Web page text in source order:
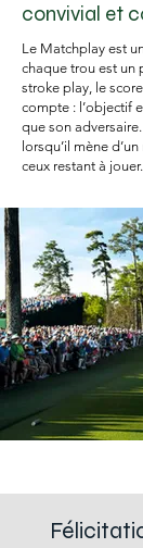
convivial et
Le Matchplay est
chaque trou est un
stroke play, le
compte : l’objectif
que son
lorsqu’il mène
ceux restant à jouer.